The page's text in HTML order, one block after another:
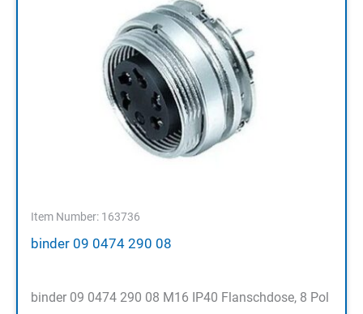
Item Number: 163736
binder 09 0474 290 08
binder 09 0474 290 08 M16 IP40 Flanschdose, 8 Pol